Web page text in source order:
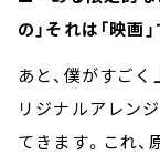
の」それは「映画
あと、僕がすご
リジナルアレン
てきます。これ、